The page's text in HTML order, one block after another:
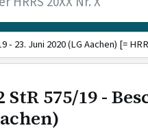
- 23. Juni 2020 (LG Aachen) [=
StR 575/19 -